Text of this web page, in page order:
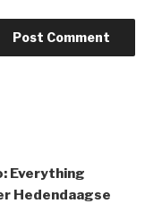
Everything
Hedendaagse